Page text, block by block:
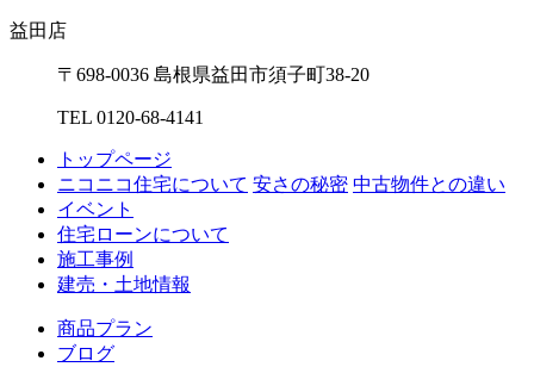
益⽥店
〒698-0036 島根県益⽥市須⼦町38-20
TEL 0120-68-4141
トップページ
ニコニコ住宅について 安さの秘密 中古物件との違い
イベント
住宅ローンについて
施工事例
建売・土地情報
商品プラン
ブログ